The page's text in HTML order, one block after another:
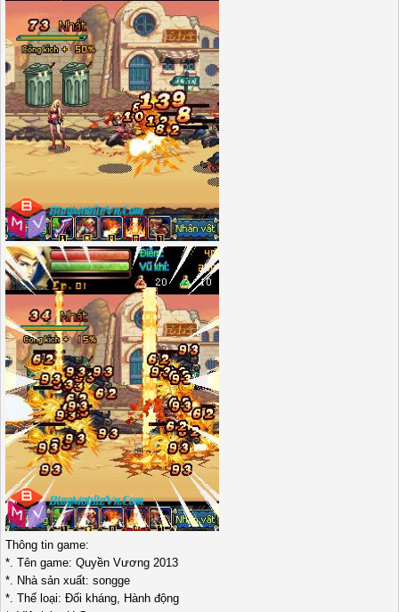
Thông tin game:
*. Tên game: Quyền Vương 2013
*. Nhà sản xuất: songge
*. Thể loại: Đối kháng, Hành động